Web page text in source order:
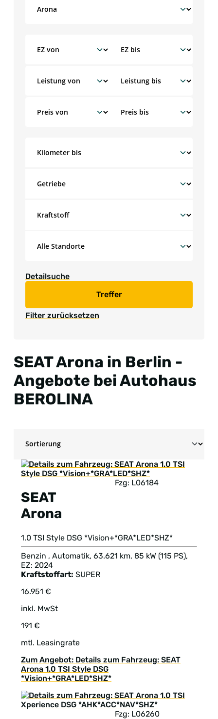
Detailsuche
Treffer
Filter zurücksetzen
SEAT Arona in Berlin -
Angebote bei Autohaus
BEROLINA
SEAT
Arona
Fzg: L06184
1.0 TSI Style DSG *Vision+*GRA*LED*SHZ*
Benzin , Automatik, 63.621 km, 85 kW (115 PS),
EZ: 2024
Kraftstoffart: SUPER
16.951 €
inkl. MwSt
191 €
mtl. Leasingrate
Zum Angebot: Details zum Fahrzeug: SEAT
Arona 1.0 TSI Style DSG
*Vision+*GRA*LED*SHZ*
Fzg: L06260